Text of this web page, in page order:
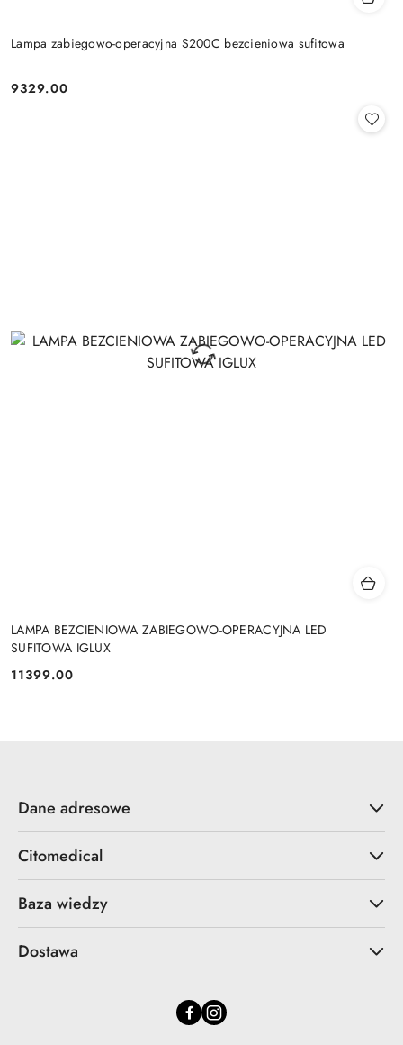
Lampa zabiegowo-operacyjna S200C bezcieniowa sufitowa
Cena:
9329.00
LAMPA BEZCIENIOWA ZABIEGOWO-OPERACYJNA LED
SUFITOWA IGLUX
Cena:
11399.00
Dane adresowe
Citomedical
Baza wiedzy
Dostawa